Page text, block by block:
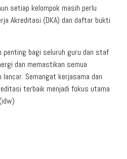
setiap kelompok masih perlu
Akreditasi (DKA) dan daftar bukti
penting bagi seluruh guru dan staf
dan memastikan semua
Semangat kerjasama dan
terbaik menjadi fokus utama